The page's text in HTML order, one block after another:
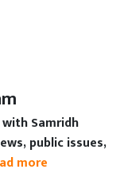
Samridh
public issues,
more